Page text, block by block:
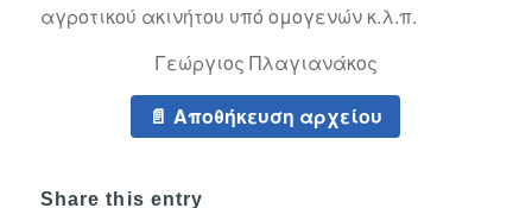
αγροτικού ακινήτου υπό ομογενών κ.λ.π.
Γεώργιος Πλαγιανάκος
Αποθήκευση αρχείου
Share this entry